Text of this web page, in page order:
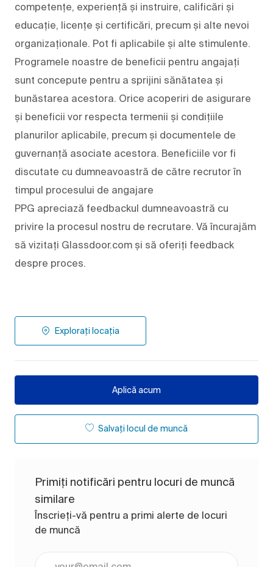
competențe, experiență și instruire, calificări și
educație, licențe și certificări, precum și alte nevoi
organizaționale. Pot fi aplicabile și alte stimulente.
Programele noastre de beneficii pentru angajați
sunt concepute pentru a sprijini sănătatea și
bunăstarea acestora. Orice acoperiri de asigurare
și beneficii vor respecta termenii și condițiile
planurilor aplicabile, precum și documentele de
guvernanță asociate acestora. Beneficiile vor fi
discutate cu dumneavoastră de către recrutor în
timpul procesului de angajare
PPG apreciază feedbackul dumneavoastră cu
privire la procesul nostru de recrutare. Vă încurajăm
să vizitați Glassdoor.com și să oferiți feedback
despre proces.
Explorați locația
Aplică acum
Salvați locul de muncă
Primiți notificări pentru locuri de muncă
similare
Înscrieți-vă pentru a primi alerte de locuri
de muncă